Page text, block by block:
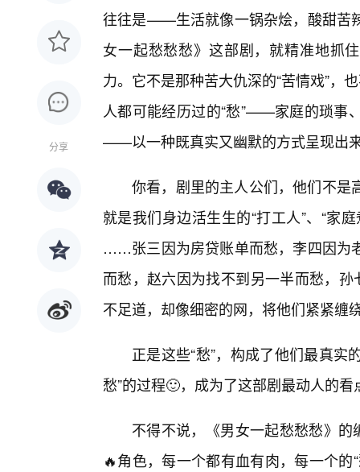
分享
往往是——生活就像一锅杂烩，酸甜苦
女一起愁愁愁》这部剧，就精准地抓
力。它不是那种苦大仇深的“苦情戏”，
人都可能经历过的“愁”——家庭的琐事
——以一种既真实又幽默的方式呈现出
你看，剧里的主人公们，他们不是
就是我们身边活生生的“打工人”、“家
……张三因为房贷账单而愁，李四因为
而愁，赵六因为找不到另一半而愁，
不足道，却像细密的网，将他们紧紧缠
正是这些“愁”，构成了他们最真实
愁”的过程🙂，成为了这部剧最动人的看
不得不说，《男女一起愁愁愁》的
🔥角色，每一个都有血有肉，每一个